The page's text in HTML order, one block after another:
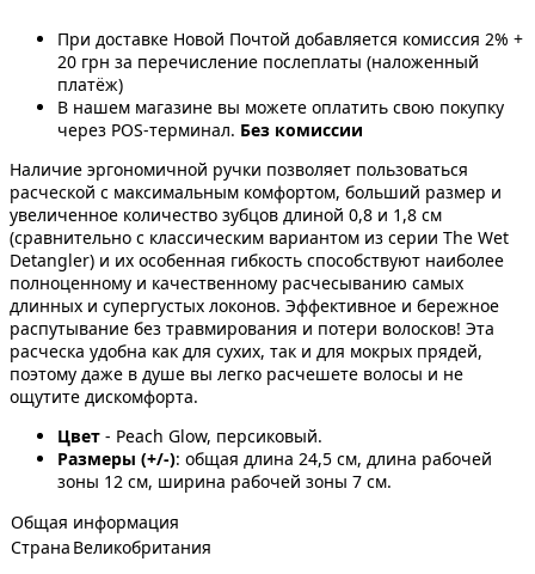
При доставке Новой Почтой добавляется комиссия 2% +
20 грн за перечисление послеплаты (наложенный
платёж)
В нашем магазине вы можете оплатить свою покупку
через POS-терминал. Без комиссии
Наличие эргономичной ручки позволяет пользоваться
расческой с максимальным комфортом, больший размер и
увеличенное количество зубцов длиной 0,8 и 1,8 см
(сравнительно с классическим вариантом из серии The Wet
Detangler) и их особенная гибкость способствуют наиболее
полноценному и качественному расчесыванию самых
длинных и супергустых локонов. Эффективное и бережное
распутывание без травмирования и потери волосков! Эта
расческа удобна как для сухих, так и для мокрых прядей,
поэтому даже в душе вы легко расчешете волосы и не
ощутите дискомфорта.
Цвет - Peach Glow, персиковый.
Размеры (+/-): общая длина 24,5 см, длина рабочей
зоны 12 см, ширина рабочей зоны 7 см.
Общая информация
Страна Великобритания